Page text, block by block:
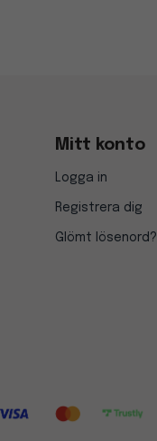
Mitt konto
Logga in
Registrera dig
Glömt lösenord?